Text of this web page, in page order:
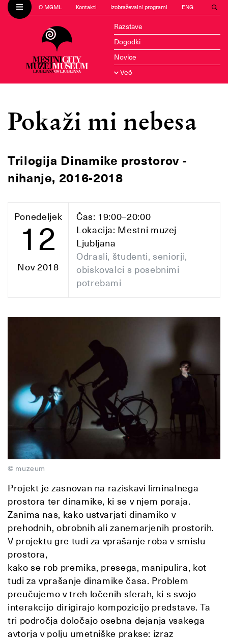
O MGML Kontakti Izobraževalni programi ENG
Razstave
Dogodki
Novice
Več
Pokaži mi nebesa
Trilogija Dinamike prostorov -
nihanje, 2016-2018
Ponedeljek
12
Nov 2018
Čas: 19:00–20:00
Lokacija: Mestni muzej
Ljubljana
Odrasli, študenti, seniorji,
obiskovalci s posebnimi
potrebami
© muzeum
Projekt je zasnovan na raziskavi liminalnega
prostora ter dinamike, ki se v njem poraja.
Zanima nas, kako ustvarjati dinamiko v
prehodnih, obrobnih ali zanemarjenih prostorih.
V projektu gre tudi za vprašanje roba v smislu
prostora,
kako se rob premika, presega, manipulira, kot
tudi za vprašanje dinamike časa. Problem
preučujemo v treh ločenih sferah, ki s svojo
interakcijo dirigirajo kompozicijo predstave. Ta
tri področja določajo osebna dejanja vsakega
avtorja v polju umetniške prakse: izraz